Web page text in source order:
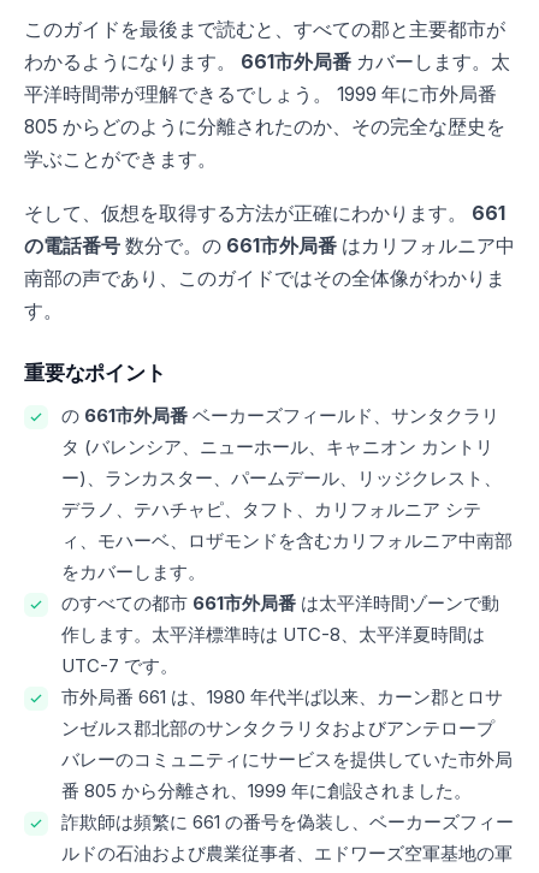
このガイドを最後まで読むと、すべての郡と主要都市が
わかるようになります。
661市外局番 カバーします。太
平洋時間帯が理解できるでしょう。 1999 年に市外局番
805 からどのように分離されたのか、その完全な歴史を
学ぶことができます。
そして、仮想を取得する方法が正確にわかります。 661
の電話番号 数分で。の 661市外局番 はカリフォルニア中
南部の声であり、このガイドではその全体像がわかりま
す。
重要なポイント
の 661市外局番 ベーカーズフィールド、サンタクラリ
タ (バレンシア、ニューホール、キャニオン カントリ
ー)、ランカスター、パームデール、リッジクレスト、
デラノ、テハチャピ、タフト、カリフォルニア シテ
ィ、モハーベ、ロザモンドを含むカリフォルニア中南部
をカバーします。
のすべての都市 661市外局番 は太平洋時間ゾーンで動
作します。太平洋標準時は UTC-8、太平洋夏時間は
UTC-7 です。
市外局番 661 は、1980 年代半ば以来、カーン郡とロサ
ンゼルス郡北部のサンタクラリタおよびアンテロープ
バレーのコミュニティにサービスを提供していた市外局
番 805 から分離され、1999 年に創設されました。
詐欺師は頻繁に 661 の番号を偽装し、ベーカーズフィー
ルドの石油および農業従事者、エドワーズ空軍基地の軍